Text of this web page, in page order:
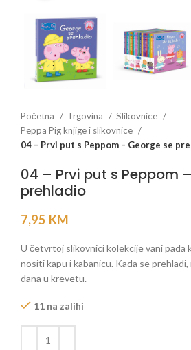
Početna Trgovina
Slikovnice
Peppa Pig knjige i slikovnice
04 – Prvi put s Peppom – George se
04 – Prvi put s Peppom
prehladio
7,95 KM
U četvrtoj slikovnici kolekcije vani pada
nositi kapu i kabanicu. Kada se
dana u krevetu.
11 na zalihi